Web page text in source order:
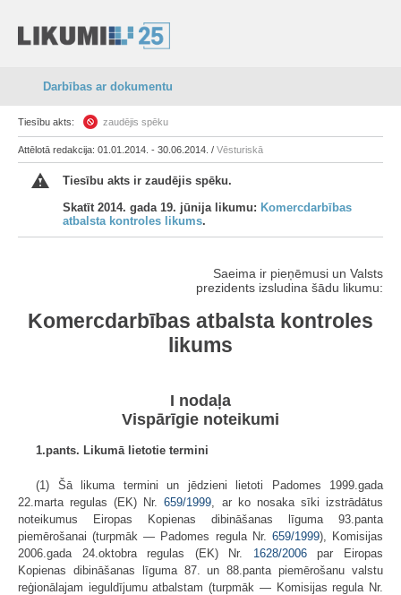
Darbības ar dokumentu
Tiesību akts: zaudējis spēku
Attēlotā redakcija: 01.01.2014. - 30.06.2014. / Vēsturiskā
Tiesību akts ir zaudējis spēku.
Skatīt 2014. gada 19. jūnija likumu: Komercdarbības
atbalsta kontroles likums.
Saeima ir pieņēmusi un Valsts
prezidents izsludina šādu likumu:
Komercdarbības atbalsta kontroles
likums
I nodaļa
Vispārīgie noteikumi
1.pants. Likumā lietotie termini
(1) Šā likuma termini un jēdzieni lietoti Padomes 1999.gada
22.marta regulas (EK) Nr.659/1999 , ar ko nosaka sīki izstrādātus
noteikumus Eiropas Kopienas dibināšanas līguma 93.panta
piemērošanai (turpmāk — Padomes regula Nr. 659/1999), Komisijas
2006.gada 24.oktobra regulas (EK) Nr. 1628/2006par Eiropas
Kopienas dibināšanas līguma 87. un 88.panta piemērošanu valstu
reģionālajam ieguldījumu atbalstam (turpmāk — Komisijas regula Nr.